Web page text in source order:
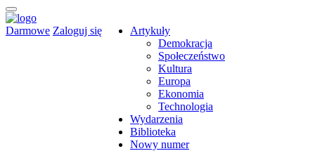
Darmowe Zaloguj się
Artykuły
Demokracja
Społeczeństwo
Kultura
Europa
Ekonomia
Technologia
Wydarzenia
Biblioteka
Nowy numer